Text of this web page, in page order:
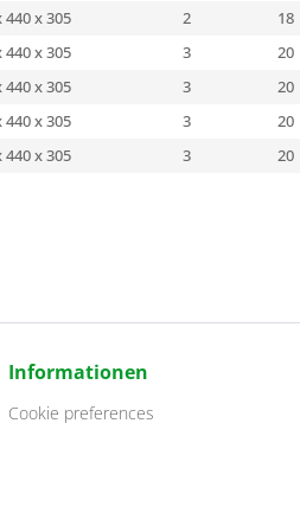
440 x 305 2 18
440 x 305 3 20
440 x 305 3 20
440 x 305 3 20
440 x 305 3 20
Informationen
Cookie preferences